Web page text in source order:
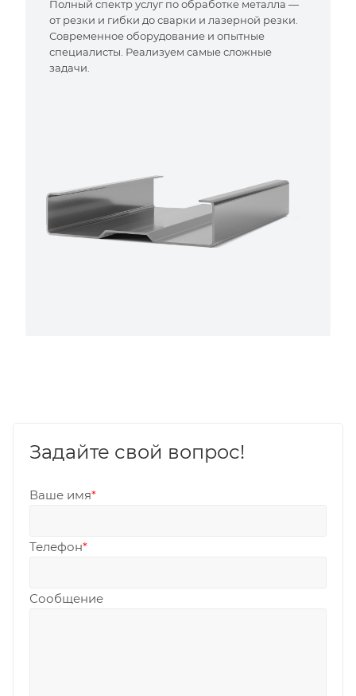
Полный спектр услуг по обработке металла —
от резки и гибки до сварки и лазерной резки.
Современное оборудование и опытные
специалисты. Реализуем самые сложные
задачи.
Задайте свой вопрос!
Ваше имя*
Телефон*
Сообщение